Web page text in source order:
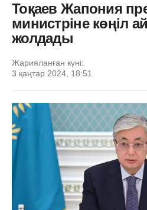
Тоқаев Жапония
министріне көңіл
жолдады
Жарияланған күні:
3 қаңтар 2024, 18:51